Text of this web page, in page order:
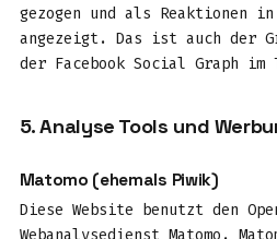
gezogen und als Reaktionen in
angezeigt. Das ist auch der
der Facebook Social Graph
5. Analyse Tools und
Matomo (ehemals Piwik)
Diese Website benutzt den
Webanalysedienst Matomo.